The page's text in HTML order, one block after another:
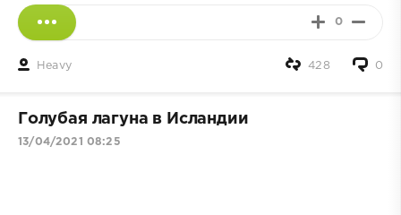
0
Heavy 0
428
Голубая лагуна в Исландии
13/04/2021 08:25